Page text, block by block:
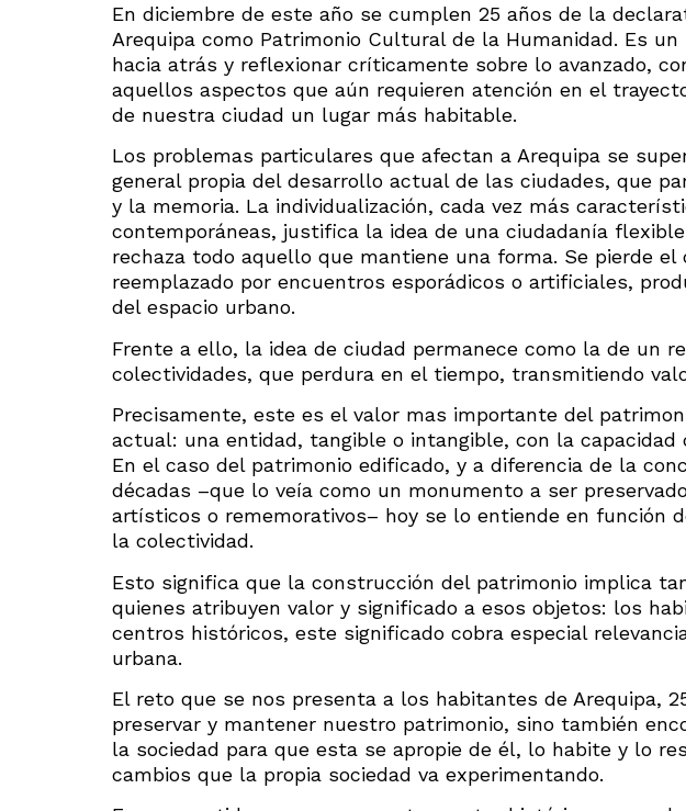
En diciembre de este año se cumplen 25 años de la
Arequipa como Patrimonio Cultural de la Humanidad. Es
hacia atrás y reflexionar críticamente sobre lo avanzado,
aquellos aspectos que aún requieren atención en el
de nuestra ciudad un lugar más habitable.
Los problemas particulares que afectan a Arequipa se
general propia del desarrollo actual de las ciudades, que
y la memoria. La individualización, cada vez más
contemporáneas, justifica la idea de una ciudadanía
rechaza todo aquello que mantiene una forma. Se pierde
reemplazado por encuentros esporádicos o artificiales,
del espacio urbano.
Frente a ello, la idea de ciudad permanece como la de un
colectividades, que perdura en el tiempo, transmitiendo
Precisamente, este es el valor mas importante del
actual: una entidad, tangible o intangible, con la
En el caso del patrimonio edificado, y a diferencia de la
décadas –que lo veía como un monumento a ser
artísticos o rememorativos– hoy se lo entiende en función
la colectividad.
Esto significa que la construcción del patrimonio implica
quienes atribuyen valor y significado a esos objetos: los
centros históricos, este significado cobra especial
urbana.
El reto que se nos presenta a los habitantes de Arequipa,
preservar y mantener nuestro patrimonio, sino también
la sociedad para que esta se apropie de él, lo habite y lo
cambios que la propia sociedad va experimentando.